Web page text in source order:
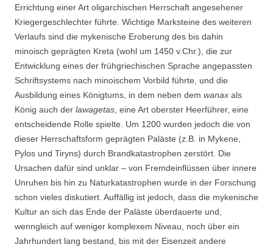
Errichtung einer Art oligarchischen Herrschaft angesehener
Kriegergeschlechter führte. Wichtige Marksteine des weiteren
Verlaufs sind die mykenische Eroberung des bis dahin
minoisch geprägten Kreta (wohl um 1450 v.Chr.), die zur
Entwicklung eines der frühgriechischen Sprache angepassten
Schriftsystems nach minoischem Vorbild führte, und die
Ausbildung eines Königtums, in dem neben dem wanax als
König auch der lawagetas , eine Art oberster Heerführer, eine
entscheidende Rolle spielte. Um 1200 wurden jedoch die von
dieser Herrschaftsform geprägten Paläste (z.B. in Mykene,
Pylos und Tiryns) durch Brandkatastrophen zerstört. Die
Ursachen dafür sind unklar – von Fremdeinflüssen über innere
Unruhen bis hin zu Naturkatastrophen wurde in der Forschung
schon vieles diskutiert. Auffällig ist jedoch, dass die mykenische
Kultur an sich das Ende der Paläste überdauerte und,
wenngleich auf weniger komplexem Niveau, noch über ein
Jahrhundert lang bestand, bis mit der Eisenzeit andere